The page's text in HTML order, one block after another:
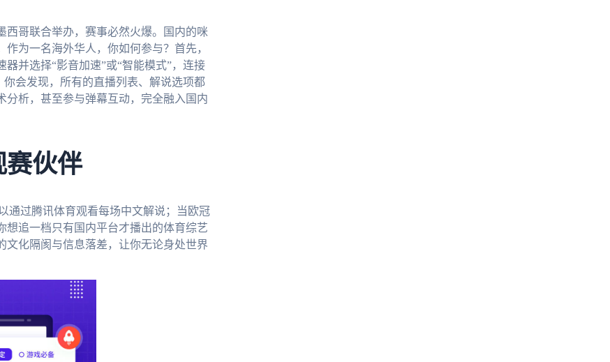
西哥联合举办，赛事必然火爆。国内的咪
为一名海外华人，你如何参与？首先，
并选择“影音加速”或“智能模式”，连接
会发现，所有的直播列表、解说选项都
分析，甚至参与弹幕互动，完全融入国内
赛伙伴
通过腾讯体育观看每场中文解说；当欧冠
想追一档只有国内平台才播出的体育综艺
文化隔阂与信息落差，让你无论身处世界